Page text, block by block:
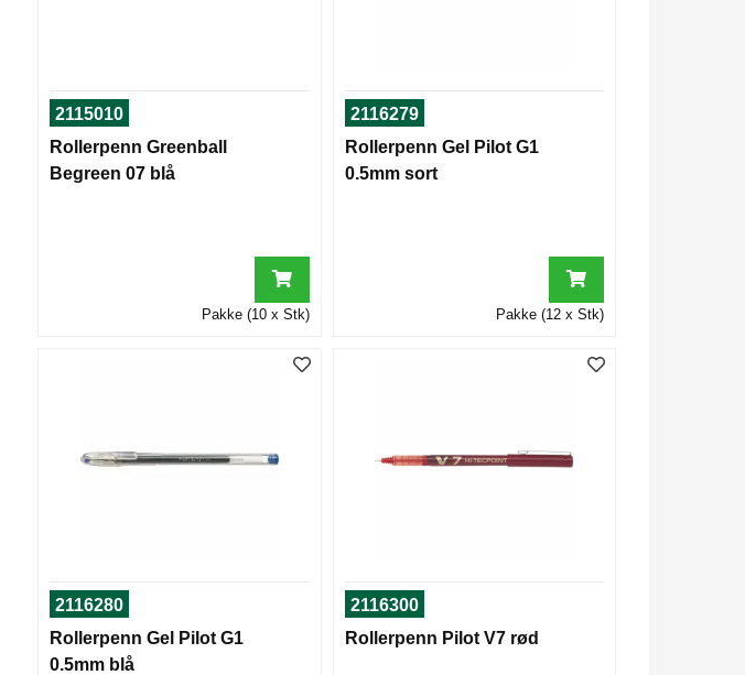
2115010
Rollerpenn Greenball
Begreen 07 blå
Pakke (10 x Stk)
2116279
Rollerpenn Gel Pilot G1
0.5mm sort
Pakke (12 x Stk)
2116280
Rollerpenn Gel Pilot G1
0.5mm blå
2116300
Rollerpenn Pilot V7 rød